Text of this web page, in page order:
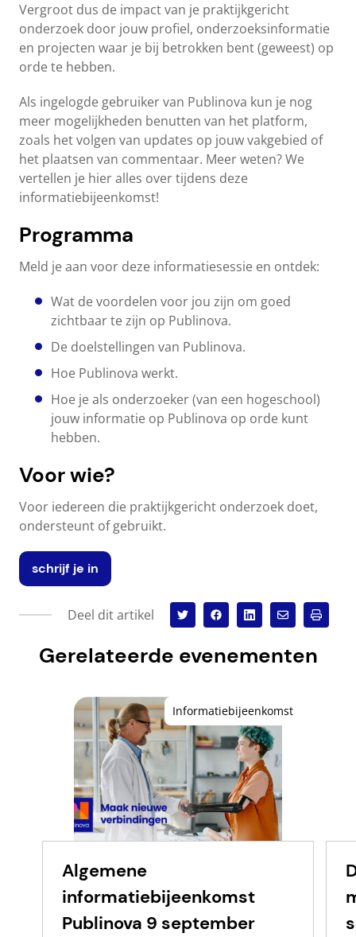
Vergroot dus de impact van je praktijkgericht
onderzoek door jouw profiel, onderzoeksinformatie
en projecten waar je bij betrokken bent (geweest) op
orde te hebben.
Als ingelogde gebruiker van Publinova kun je nog
meer mogelijkheden benutten van het platform,
zoals het volgen van updates op jouw vakgebied of
het plaatsen van commentaar. Meer weten? We
vertellen je hier alles over tijdens deze
informatiebijeenkomst!
Programma
Meld je aan voor deze informatiesessie en ontdek:
Wat de voordelen voor jou zijn om goed
zichtbaar te zijn op Publinova.
De doelstellingen van Publinova.
Hoe Publinova werkt.
Hoe je als onderzoeker (van een hogeschool)
jouw informatie op Publinova op orde kunt
hebben.
Voor wie?
Voor iedereen die praktijkgericht onderzoek doet,
ondersteunt of gebruikt.
schrijf je in
Deel dit artikel
Gerelateerde evenementen
Algemene
informatiebijeenkomst
Publinova 9 september
Informatiebijeenkomst